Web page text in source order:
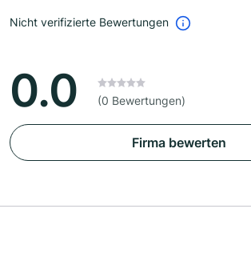
Nicht verifizierte Bewertungen
0.0 (0 Bewertungen)
Firma bewerten